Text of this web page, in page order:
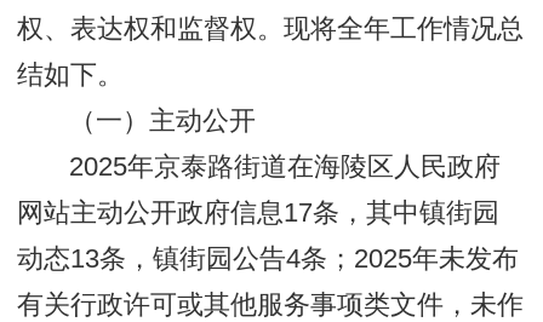
权、表达权和监督权。现将全年工作情况总
结如下。
（一）主动公开
2025年京泰路街道在海陵区人民政府
网站主动公开政府信息17条，其中镇街园
动态13条，镇街园公告4条；2025年未发布
有关行政许可或其他服务事项类文件，未作